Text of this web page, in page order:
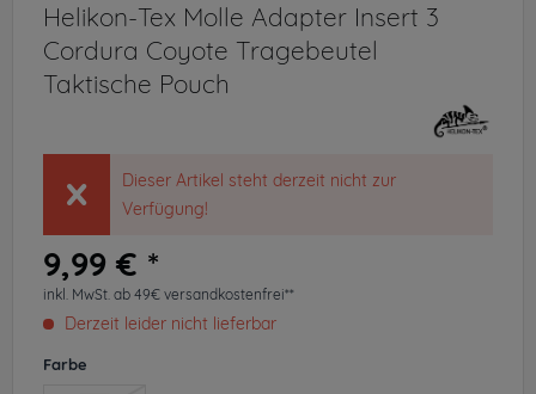
Helikon-Tex Molle Adapter Insert 3
Cordura Coyote Tragebeutel
Taktische Pouch
Dieser Artikel steht derzeit nicht zur
Verfügung!
9,99 € *
inkl. MwSt. ab 49€ versandkostenfrei**
Derzeit leider nicht lieferbar
Farbe